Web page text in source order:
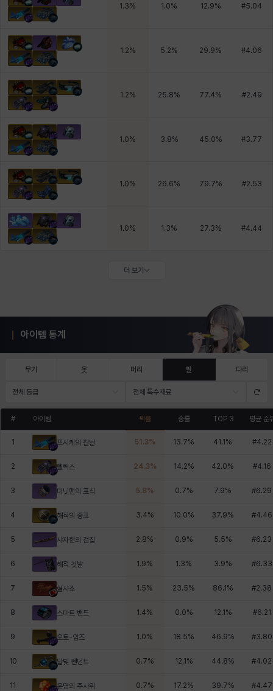
1.3% 1.0% 12.9% #5.04
1.2% 5.2% 29.9% #4.06
1.2% 25.8% 77.4% #2.49
1.0% 3.8% 45.0% #3.77
1.0% 26.6% 79.7% #2.53
1.0% 1.3% 27.3% #4.44
더 보기
아이템 통계
무기 옷 머리 팔 다리
전체 등급 전체 특수재료
# 아이템 픽률 승률 TOP 3 평균 순
1 프시케의 칼날 51.3% 13.7% 41.1 % #4.22
2 헬릭스 24.3% 14.2% 42.0% #4.16
3 미닛맨의 표식 5.8% 0.7% 7.9% #6.29
4 해적의 증표 3.4% 10.0% 37.9% #4.46
5 샤자한의 검집 2.8% 0.9% 5.5% #6.23
6 해적 깃발 1.9% 1.3% 3.9% #6.33
7 혈사조 1.5% 23.5% 86.1 % #2.38
8 스마트 밴드 1.4% 0.0% 12.1 % #6.21
9 오토-암즈 1.0% 18.5% 46.9% #3.80
10 달빛 펜던트 0.7% 12.1 % 44.8% #4.02
11 운명의 주사위 0.7% 17.2% 39.7% #4.47